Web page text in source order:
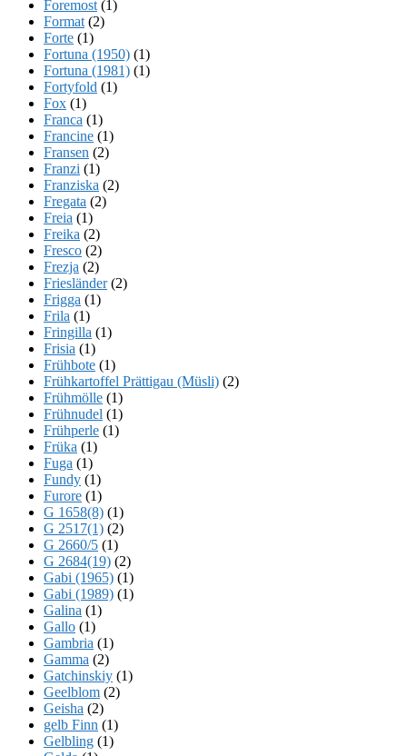
Foremost (1)
Format (2)
Forte (1)
Fortuna (1950) (1)
Fortuna (1981) (1)
Fortyfold (1)
Fox (1)
Franca (1)
Francine (1)
Fransen (2)
Franzi (1)
Franziska (2)
Fregata (2)
Freia (1)
Freika (2)
Fresco (2)
Frezja (2)
Friesländer(2)
Frigga (1)
Frila (1)
Fringilla (1)
Frisia (1)
Frühbote (1)
Frühkartoffel Prättigau (Müsli) (2)
Frühmölle (1)
Frühnudel (1)
Frühperle (1)
Früka (1)
Fuga (1)
Fundy (1)
Furore (1)
G 1658(8) (1)
G 2517(1) (2)
G 2660/5 (1)
G 2684(19) (2)
Gabi (1965) (1)
Gabi (1989) (1)
Galina (1)
Gallo (1)
Gambria (1)
Gamma (2)
Gatchinskiy (1)
Geelblom (2)
Geisha (2)
gelb Finn (1)
Gelbling (1)